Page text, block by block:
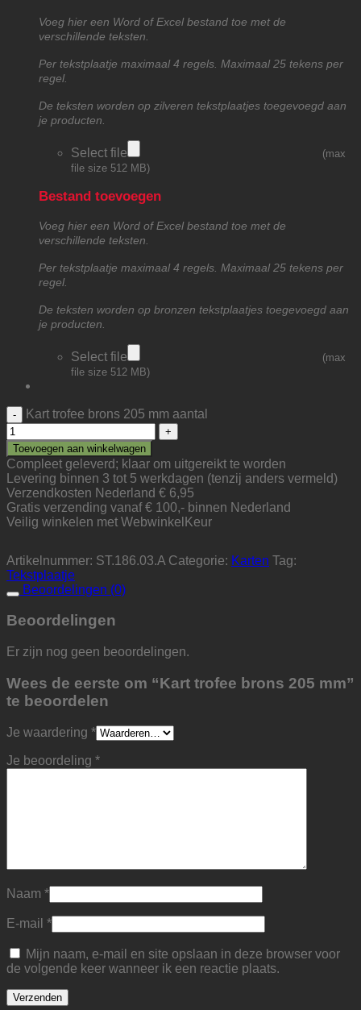
Voeg hier een Word of Excel bestand toe met de
verschillende teksten.
Per tekstplaatje maximaal 4 regels. Maximaal 25 tekens per
regel.
De teksten worden op zilveren tekstplaatjes toegevoegd aan
je producten.
Select file
(max
file size 512 MB)
Bestand toevoegen
Voeg hier een Word of Excel bestand toe met de
verschillende teksten.
Per tekstplaatje maximaal 4 regels. Maximaal 25 tekens per
regel.
De teksten worden op bronzen tekstplaatjes toegevoegd aan
je producten.
Select file
(max
file size 512 MB)
Kart trofee brons 205 mm aantal
Toevoegen aan winkelwagen
Compleet geleverd; klaar om uitgereikt te worden
Levering binnen 3 tot 5 werkdagen (tenzij anders vermeld)
Verzendkosten Nederland € 6,95
Gratis verzending vanaf € 100,- binnen Nederland
Veilig winkelen met WebwinkelKeur
Artikelnummer: ST.186.03.A Categorie: Karten Tag:
Tekstplaatje
Beoordelingen (0)
Beoordelingen
Er zijn nog geen beoordelingen.
Wees de eerste om “Kart trofee brons 205 mm”
te beoordelen
Je waardering *
Je beoordeling *
Naam *
E-mail *
Mijn naam, e-mail en site opslaan in deze browser voor
de volgende keer wanneer ik een reactie plaats.